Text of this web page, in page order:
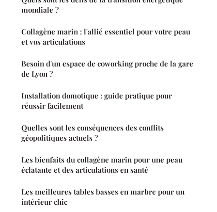
mondiale ?
Collagène marin : l'allié essentiel pour votre peau
et vos articulations
Besoin d'un espace de coworking proche de la gare
de Lyon ?
Installation domotique : guide pratique pour
réussir facilement
Quelles sont les conséquences des conflits
géopolitiques actuels ?
Les bienfaits du collagène marin pour une peau
éclatante et des articulations en santé
Les meilleures tables basses en marbre pour un
intérieur chic